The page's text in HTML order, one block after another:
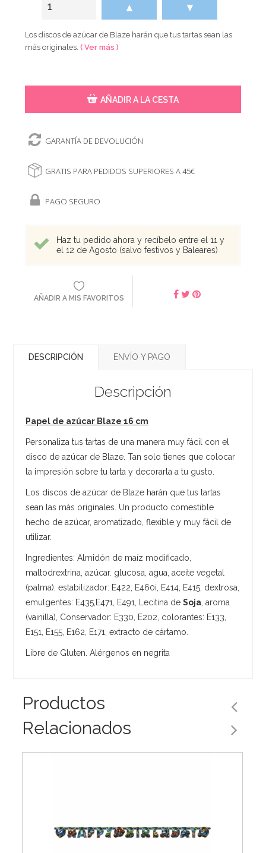
▲ ▼
Los discos de azúcar de Blaze harán que tus tartas sean las
más originales.( Ver más )
AÑADIR A LA CESTA
GARANTÍA DE DEVOLUCIÓN
GRATIS PARA PEDIDOS SUPERIORES A 45€
PAGO SEGURO
Haz tu pedido ahora y recíbelo entre el 11 y
el 12 de Agosto (salvo festivos y Baleares)
AÑADIR A MIS FAVORITOS
DESCRIPCIÓN ENVÍO Y PAGO
Descripción
Papel de azúcar Blaze 16 cm
Personaliza tus tartas de una manera muy fácil con el
disco de azúcar de Blaze. Tan solo tienes que colocar
la impresión sobre tu tarta y decorarla a tu gusto.
Los discos de azúcar de Blaze harán que tus tartas
sean las más originales. Un producto comestible
hecho de azúcar, aromatizado, flexible y muy fácil de
utilizar.
Ingredientes: Almidón de maíz modificado,
maltodrextrina, azúcar. glucosa, agua, aceite vegetal
(palma), estabilizador: E422, E460i, E414, E415, dextrosa,
emulgentes: E435,E471, E491, Lecitina deSoja , aroma
(vainilla), Conservador: E330, E202, colorantes: E133,
E151, E155, E162, E171, extracto de cártamo.
Libre de Gluten. Alérgenos en negrita
Productos
Relacionados